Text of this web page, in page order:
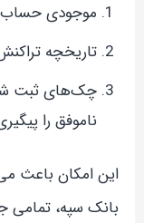
موجودی
تاریخچه
چک‌های ثبت
ناموفق را
این امکان باعث
بانک سپه، تمامی